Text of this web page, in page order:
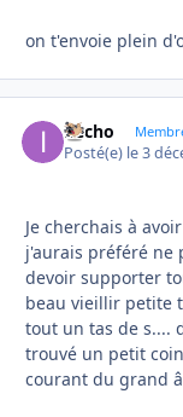
on t'envoie plein
ifecho
Posté(e) le 3
Je cherchais à
j'aurais préféré ne
devoir supporter
beau vieillir petite
tout un tas de s....
trouvé un petit
courant du grand